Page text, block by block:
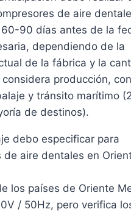
de aire
90 días antes de la
dependiendo de la
de la fábrica y la
producción,
y tránsito marítimo
de destinos).
debo especificar para
de aire dentales en
los países de Oriente
/ 50Hz, pero verifica